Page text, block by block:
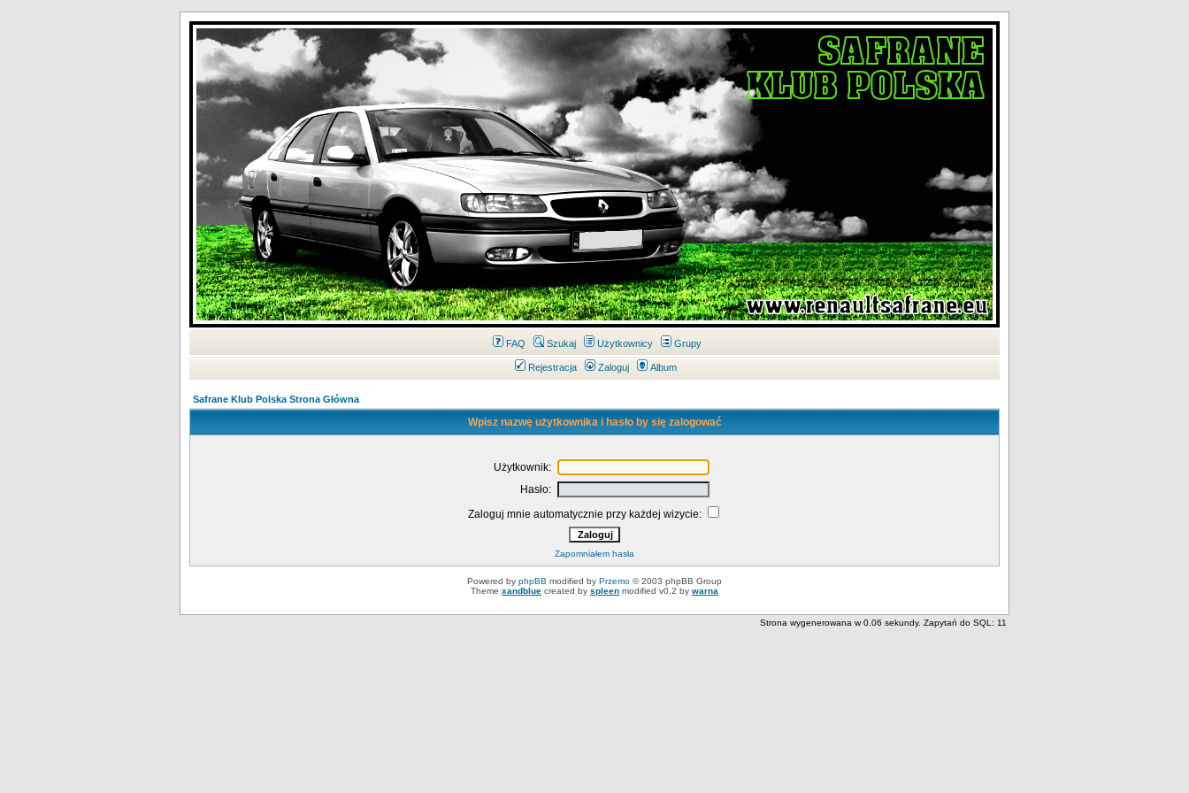
FAQ Szukaj Użytkownicy Grupy
Rejestracja Zaloguj Album
Safrane Klub Polska Strona Główna
Wpisz nazwę użytkownika i hasło by się zalogować
Użytkownik:
Hasło:
Zaloguj mnie automatycznie przy każdej wizycie:
Zapomniałem hasła
Powered by phpBB modified by Przemo © 2003 phpBB Group
Theme xandblue created by spleen modified v0.2 by warna
Strona wygenerowana w 0.06 sekundy. Zapytań do SQL: 11